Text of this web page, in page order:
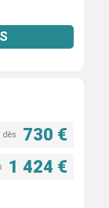
dès 730 €
1 424 €